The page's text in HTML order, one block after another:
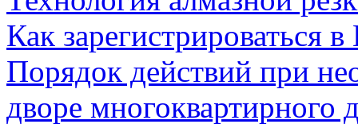
Как зарегистрироваться
Порядок действий при
дворе многоквартирного